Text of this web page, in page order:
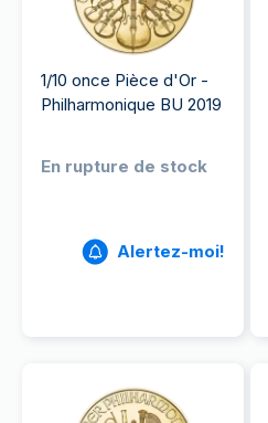
1/10 once Pièce d'Or -
Philharmonique BU 2019
En rupture de stock
Alertez-moi!